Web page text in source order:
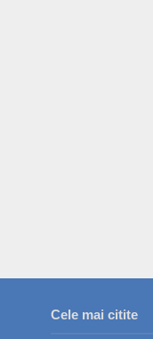
Cele mai citite